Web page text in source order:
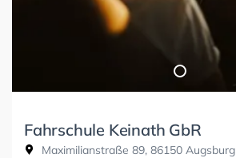
Fahrschule Keinath GbR
Maximilianstraße 89, 86150 Augsburg